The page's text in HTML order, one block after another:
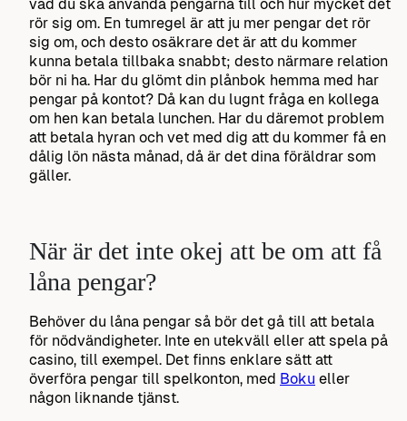
vad du ska använda pengarna till och hur mycket det
rör sig om. En tumregel är att ju mer pengar det rör
sig om, och desto osäkrare det är att du kommer
kunna betala tillbaka snabbt; desto närmare relation
bör ni ha. Har du glömt din plånbok hemma med har
pengar på kontot? Då kan du lugnt fråga en kollega
om hen kan betala lunchen. Har du däremot problem
att betala hyran och vet med dig att du kommer få en
dålig lön nästa månad, då är det dina föräldrar som
gäller.
När är det inte okej att be om att få
låna pengar?
Behöver du låna pengar så bör det gå till att betala
för nödvändigheter. Inte en utekväll eller att spela på
casino, till exempel. Det finns enklare sätt att
överföra pengar till spelkonton, med Boku eller
någon liknande tjänst.